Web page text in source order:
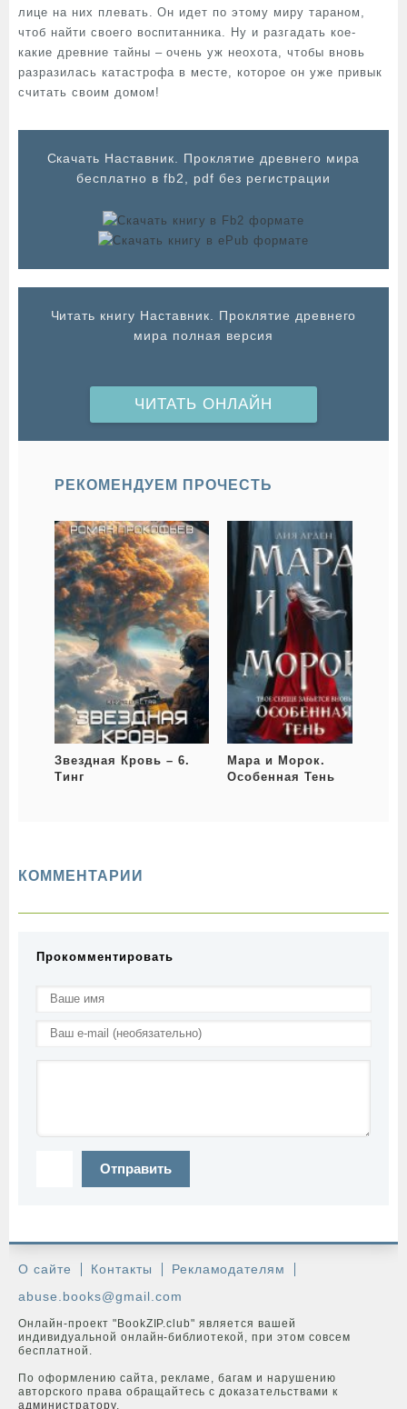
лице на них плевать. Он идет по этому миру тараном,
чтоб найти своего воспитанника. Ну и разгадать кое-
какие древние тайны – очень уж неохота, чтобы вновь
разразилась катастрофа в месте, которое он уже привык
считать своим домом!
Cкачать Наставник. Проклятие древнего мира
бесплатно в fb2, pdf без регистрации
Читать книгу Наставник. Проклятие древнего
мира полная версия
ЧИТАТЬ ОНЛАЙН
РЕКОМЕНДУЕМ ПРОЧЕСТЬ
Звездная Кровь – 6.
Тинг
Мара и Морок.
Особенная Тень
КОММЕНТАРИИ
Прокомментировать
Отправить
О сайте Контакты
Рекламодателям
abuse.books@gmail.com
Онлайн-проект "BookZIP.club" является вашей
индивидуальной онлайн-библиотекой, при этом совсем
бесплатной.
По оформлению сайта, рекламе, багам и нарушению
авторского права обращайтесь с доказательствами к
администратору.